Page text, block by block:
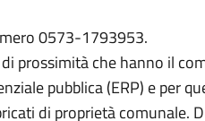
0573-1793953.
prossimità che hanno il
pubblica (ERP) e per
di proprietà comunale.